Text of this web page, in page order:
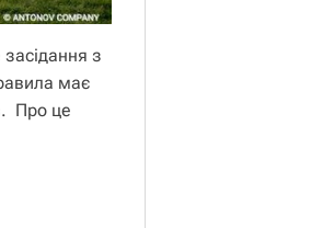
з
має
Про це